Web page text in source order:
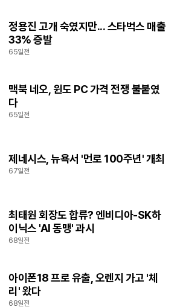
정용진 고개 숙였지만... 스타벅스 매출
33% 증발
65일전
맥북 네오, 윈도 PC 가격 전쟁 불붙였
다
65일전
제네시스, 뉴욕서 '먼로 100주년' 개최
67일전
최태원 회장도 합류? 엔비디아-SK하
이닉스 'AI 동맹' 과시
68일전
아이폰18 프로 유출, 오렌지 가고 '체
리' 왔다
68일전